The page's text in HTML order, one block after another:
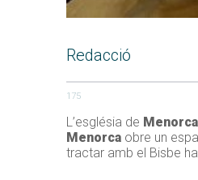
Redacció
175
L’església de Menorca
Menorca obre un
tractar amb el Bisbe